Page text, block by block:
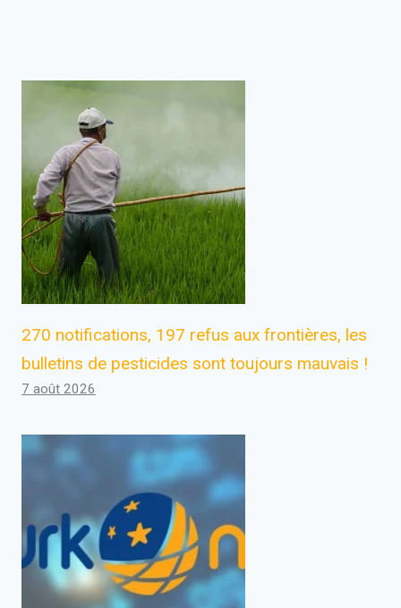
270 notifications, 197 refus aux frontières, les
bulletins de pesticides sont toujours mauvais !
7 août 2026